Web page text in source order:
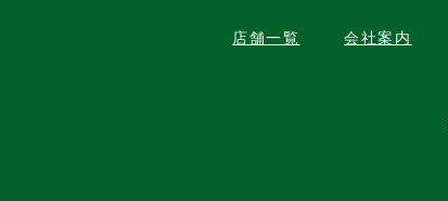
店舗一覧 会社案内